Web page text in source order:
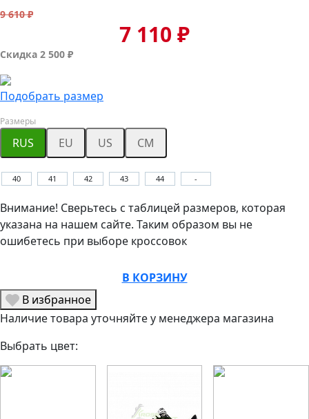
9 610 ₽
7 110 ₽
Скидка 2 500 ₽
Подобрать размер
Размеры
RUS EU US CM
40 41 42 43 44 -
Внимание! Сверьтесь с таблицей размеров, которая
указана на нашем сайте. Таким образом вы не
ошибетесь при выборе кроссовок
В КОРЗИНУ
В избранное
Наличие товара уточняйте у менеджера магазина
Выбрать цвет: